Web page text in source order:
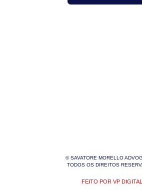
© SAVATORE MORELLO
TODOS OS DIREITOS
FEITO POR VP DIGITAL